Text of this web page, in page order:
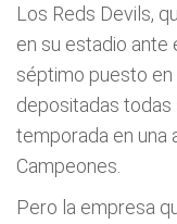
Los Reds Devils,
en su estadio ante
séptimo puesto
depositadas todas
temporada en una
Campeones.
Pero la empresa